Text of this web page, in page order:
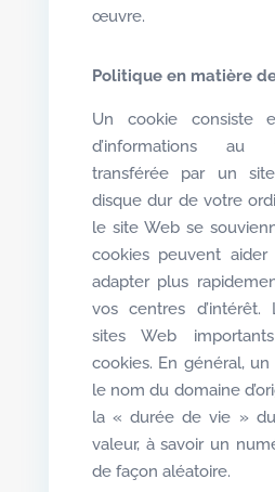
œuvre.
Politique en matière
Un cookie consiste
d’informations
transférée par un
disque dur de votre
le site Web se
cookies peuvent
adapter plus
vos centres
sites Web
cookies. En général,
le nom du domaine
la « durée de vie »
valeur, à savoir un
de façon aléatoire.